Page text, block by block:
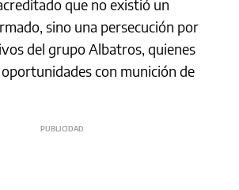
que no existió un
sino una persecución por
del grupo Albatros, quienes
oportunidades con munición de